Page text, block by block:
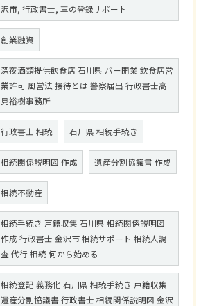
沢市, 行政書士, 車の登録サポート
創業融資
深夜酒類提供飲食店 石川県 バー開業 飲食店営
業許可 風営法 接待とは 警察届出 行政書士高
見裕樹事務所
行政書士 相続 石川県 相続手続き
相続関係説明図 作成 遺産分割協議書 作成
相続不動産
相続手続き 戸籍収集 石川県 相続関係説明図
作成 行政書士 金沢市 相続サポート 相続人調
査 代行 相続 何から始める
相続登記 義務化 石川県 相続手続き 戸籍収集
遺産分割協議書 行政書士 相続関係説明図 金沢